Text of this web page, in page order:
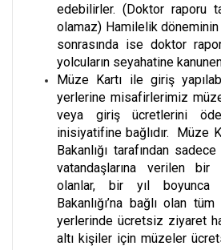
edebilirler. (Doktor raporu
olamaz) Hamilelik
sonrasında ise doktor
yolcuların seyahatine
Müze Kartı ile giriş
yerlerine misafirlerimiz
veya giriş ücretlerini
inisiyatifine bağlıdır. Müze
Bakanlığı tarafından
vatandaşlarına verilen bir
olanlar, bir yıl
Bakanlığı’na bağlı olan
yerlerinde ücretsiz ziyaret
altı kişiler için müzeler